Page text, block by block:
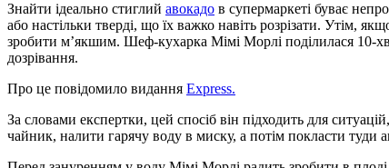
Знайти ідеально стиглий авокадо в супермаркеті буває
або настільки тверді, що їх важко навіть розрізати. Утім,
зробити м’якшим. Шеф-кухарка Мімі Морлі поділилася
дозрівання.
Про це повідомило видання Express.
За словами експертки, цей спосіб він підходить для
чайник, налити гарячу воду в миску, а потім покласти туди